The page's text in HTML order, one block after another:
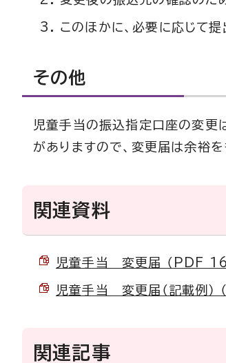
このほかに、必要に応じて提
その他
児童手当の振込指定口座の変更
がありますので、変更届は余裕を
関連資料
児童手当 変更届 （PDF
児童手当 変更届（記載例
関連記事